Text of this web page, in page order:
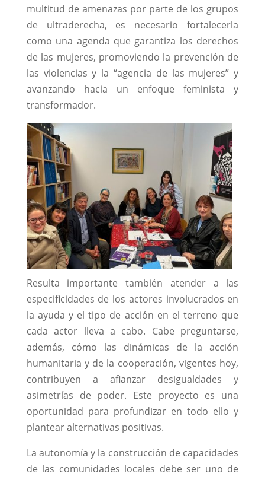
multitud de amenazas por parte de los grupos
de ultraderecha, es necesario fortalecerla
como una agenda que garantiza los derechos
de las mujeres, promoviendo la prevención de
las violencias y la “agencia de las mujeres” y
avanzando hacia un enfoque feminista y
transformador.
Resulta importante también atender a las
especificidades de los actores involucrados en
la ayuda y el tipo de acción en el terreno que
cada actor lleva a cabo. Cabe preguntarse,
además, cómo las dinámicas de la acción
humanitaria y de la cooperación, vigentes hoy,
contribuyen a afianzar desigualdades y
asimetrías de poder. Este proyecto es una
oportunidad para profundizar en todo ello y
plantear alternativas positivas.
La autonomía y la construcción de capacidades
de las comunidades locales debe ser uno de